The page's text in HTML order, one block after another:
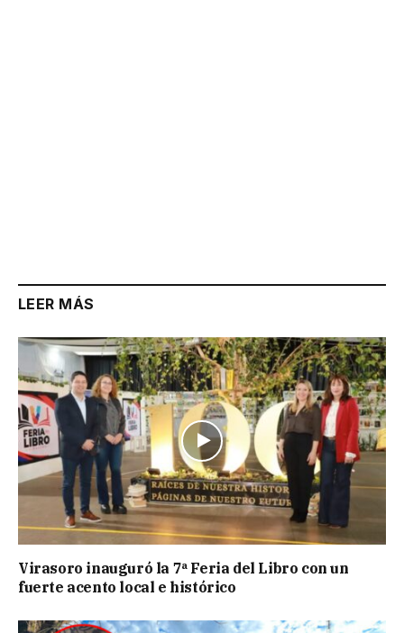
LEER MÁS
Virasoro inauguró la 7ª Feria del Libro con un
fuerte acento local e histórico